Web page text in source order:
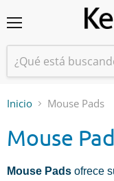
Inicio Mouse Pads
Mouse
Mouse Pads ofrece